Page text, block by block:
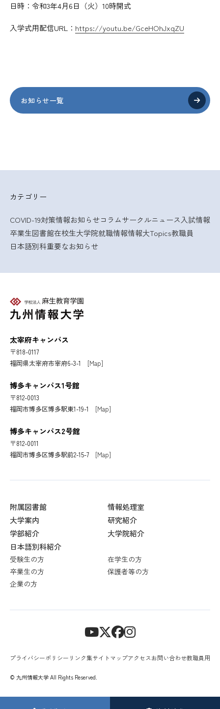
日時：令和3年4月6日（火）10時開式
入学式用配信URL ： https://youtu.be/GceHOhJxqZU
お知らせ一覧
カテゴリー
COVID-19対策情報お知らせコラムサークルニュース入試情報
卒業生図書館在校生大学院就職情報情報大Topics教職員
日本語別科重要なお知らせ
太宰府キャンパス
〒818-0117
福岡県太宰府市宰府6-3-1 [Map]
博多キャンパス1号館
〒812-0013
福岡市博多区博多駅東1-19-1 [Map]
博多キャンパス2号館
〒812-0011
福岡市博多区博多駅前2-15-7 [Map]
附属図書館
情報処理室
大学案内
研究紹介
学部紹介
大学院紹介
日本語別科紹介
受験生の方
在学生の方
卒業生の方
保護者等の方
企業の方
プライバシーポリシー リンク集サイトマップアクセスお問い合わせ教職員用
© 九州情報大学 All Rights Reserved.